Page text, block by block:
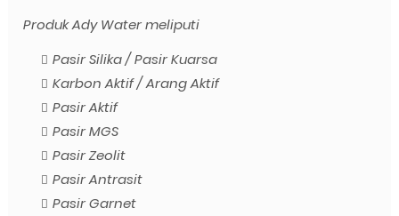
Produk Ady Water meliputi
Pasir Silika / Pasir Kuarsa
Karbon Aktif / Arang Aktif
Pasir Aktif
Pasir MGS
Pasir Zeolit
Pasir Antrasit
Pasir Garnet